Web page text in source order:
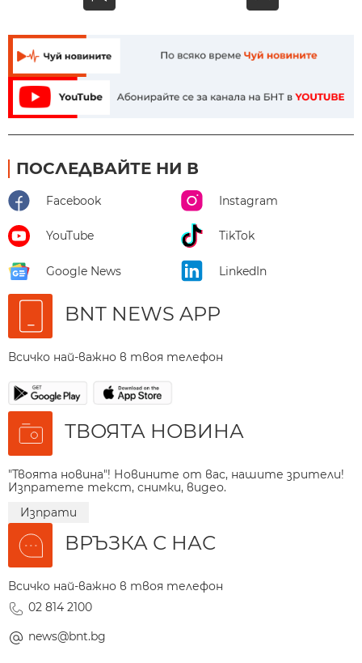
ПОСЛЕДВАЙТЕ НИ В
Facebook Instagram
YouTube TikTok
Google News LinkedIn
BNT NEWS APP
Всичко най-важно в твоя телефон
ТВОЯТА НОВИНА
"Твоята новина"! Новините от вас, нашите зрители!
Изпратете текст, снимки, видео.
Изпрати
ВРЪЗКА С НАС
Всичко най-важно в твоя телефон
02 814 2100
news@bnt.bg